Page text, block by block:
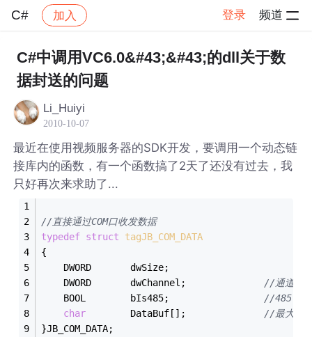
C# 加入 登录 频道
社区 C#
C#中调用VC6.0&#43;&#43;的dll关于数
据封送的问题
Li_Huiyi
2010-10-07
最近在使用视频服务器的SDK开发，要调用一个动态链
接库内的函数，有一个函数搞了2天了还没有过去，我
只好再次来求助了...
//直接通过COM口收发数据
typedef struct
tagJB_COM_DATA
{
	DWORD		dwSize;
//通道号
//485 or
char
//最大128
}JB_COM_DATA;